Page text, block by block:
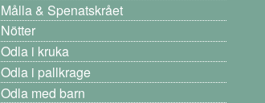
Målla & Spenatskrået
Nötter
Odla i kruka
Odla i pallkrage
Odla med barn